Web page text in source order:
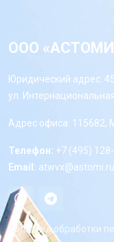
ООО
Юридический адрес:
ул.
Адрес офиса: 115682,
Телефон: +7 (495)
Email: atwvx@astomi.ru
Политика обработки